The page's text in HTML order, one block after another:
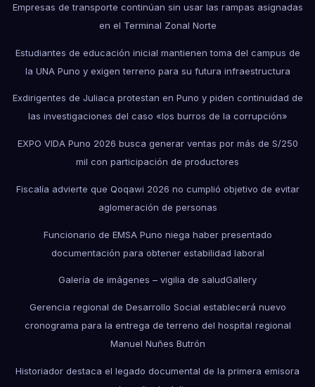
Empresas de transporte continúan sin usar las rampas asignadas
en el Terminal Zonal Norte
Estudiantes de educación inicial mantienen toma del campus de
la UNA Puno y exigen terreno para su futura infraestructura
Exdirigentes de Juliaca protestan en Puno y piden continuidad de
las investigaciones del caso «los burros de la corrupción»
EXPO VIDA Puno 2026 busca generar ventas por más de S/250
mil con participación de productores
Fiscalía advierte que Qoqawi 2026 no cumplió objetivo de evitar
aglomeración de personas
Funcionario de EMSA Puno niega haber presentado
documentación para obtener estabilidad laboral
Galería de imágenes – vigilia de saludGallery
Gerencia regional de Desarrollo Social establecerá nuevo
cronograma para la entrega de terreno del hospital regional
Manuel Nuñes Butrón
Historiador destaca el legado documental de la primera emisora